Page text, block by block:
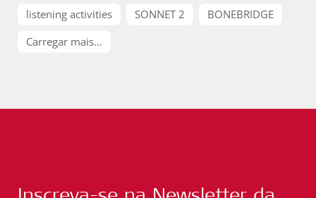
listening activities
SONNET 2
BONEBRIDGE
Carregar mais...